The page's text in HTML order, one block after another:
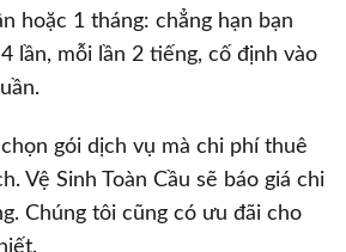
hoặc 1 tháng: chẳng hạn bạn
lần, mỗi lần 2 tiếng, cố định vào
gói dịch vụ mà chi phí thuê
Vệ Sinh Toàn Cầu sẽ báo giá chi
Chúng tôi cũng có ưu đãi cho